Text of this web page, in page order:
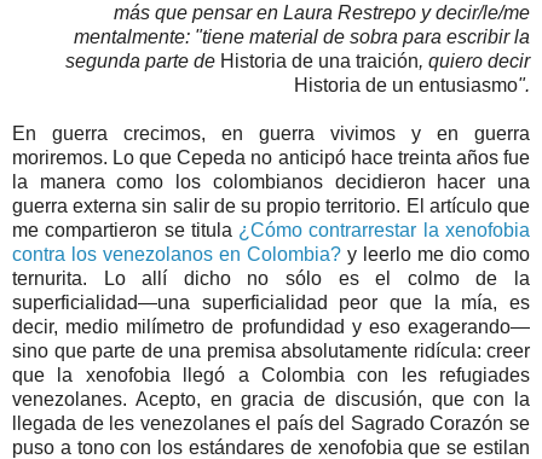
más que pensar en Laura Restrepo y decir/le/me
mentalmente: "tiene material de sobra para escribir la
segunda parte de Historia de una traición, quiero decir
Historia de un entusiasmo".
En guerra crecimos, en guerra vivimos y en guerra
moriremos. Lo que Cepeda no anticipó hace treinta años fue
la manera como los colombianos decidieron hacer una
guerra externa sin salir de su propio territorio. El artículo que
me compartieron se titula ¿Cómo contrarrestar la xenofobia
contra los venezolanos en Colombia? y leerlo me dio como
ternurita. Lo allí dicho no sólo es el colmo de la
superficialidad—una superficialidad peor que la mía, es
decir, medio milímetro de profundidad y eso exagerando—
sino que parte de una premisa absolutamente ridícula: creer
que la xenofobia llegó a Colombia con les refugiades
venezolanes. Acepto, en gracia de discusión, que con la
llegada de les venezolanes el país del Sagrado Corazón se
puso a tono con los estándares de xenofobia que se estilan